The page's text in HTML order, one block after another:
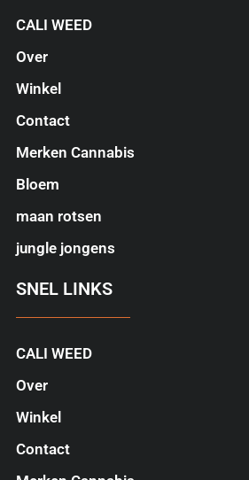
CALI WEED
Over
Winkel
Contact
Merken Cannabis
Bloem
maan rotsen
jungle jongens
SNEL LINKS
CALI WEED
Over
Winkel
Contact